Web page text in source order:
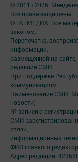
© 2011 - 2026.
Все права защищены.
© ТАТМЕДИА. Все
законом.
Перепечатка,
информации,
размещенной на
редакций СМИ.
При поддержке
коммуникациям.
Наименование СМИ:
новости)
№ записи о
СМИ
связи,
информационных
ФИО главного
Адрес редакции: